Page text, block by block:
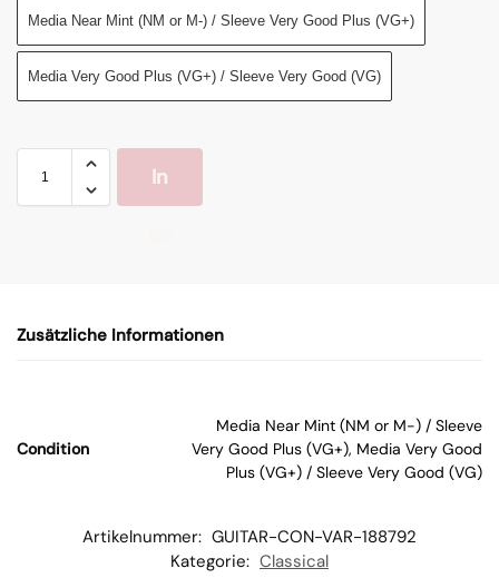
Media Near Mint (NM or M-) / Sleeve Very Good Plus (VG+)
Media Very Good Plus (VG+) / Sleeve Very Good (VG)
In
W
Zusätzliche Informationen
Condition
Media Near Mint (NM or M-) / Sleeve
Very Good Plus (VG+), Media Very Good
Plus (VG+) / Sleeve Very Good (VG)
Artikelnummer: GUITAR-CON-VAR-188792
Kategorie: Classical